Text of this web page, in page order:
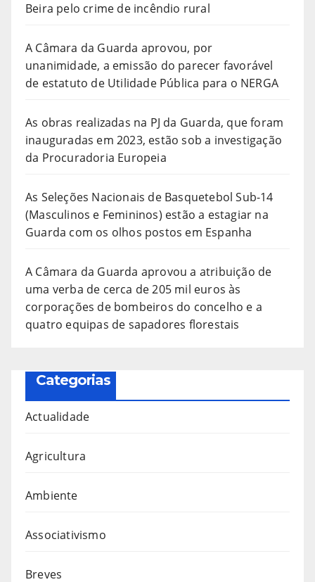
Beira pelo crime de incêndio rural
A Câmara da Guarda aprovou, por
unanimidade, a emissão do parecer favorável
de estatuto de Utilidade Pública para o NERGA
As obras realizadas na PJ da Guarda, que foram
inauguradas em 2023, estão sob a investigação
da Procuradoria Europeia
As Seleções Nacionais de Basquetebol Sub-14
(Masculinos e Femininos) estão a estagiar na
Guarda com os olhos postos em Espanha
A Câmara da Guarda aprovou a atribuição de
uma verba de cerca de 205 mil euros às
corporações de bombeiros do concelho e a
quatro equipas de sapadores florestais
Categorias
Actualidade
Agricultura
Ambiente
Associativismo
Breves